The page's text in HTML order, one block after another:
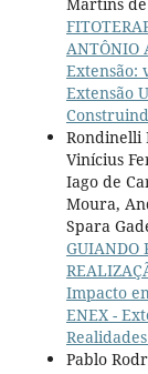
ANTÔNIO
Extensão:
Extensão
Rondinelli
Vinícius
Iago de
Moura,
Spara
GUIANDO
Impacto
ENEX -
Pablo